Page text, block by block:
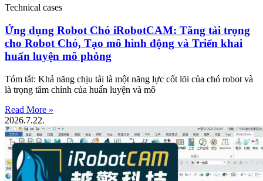
Technical cases
Ứng dụng Robot Chó iRobotCAM: Tăng tải trọng
cho Robot Chó, Tạo mô hình động và Triển khai
huấn luyện mô phỏng
Tóm tắt: Khả năng chịu tải là một năng lực cốt lõi của chó robot và
là trọng tâm chính của huấn luyện và mô
Read More »
2026.7.22.